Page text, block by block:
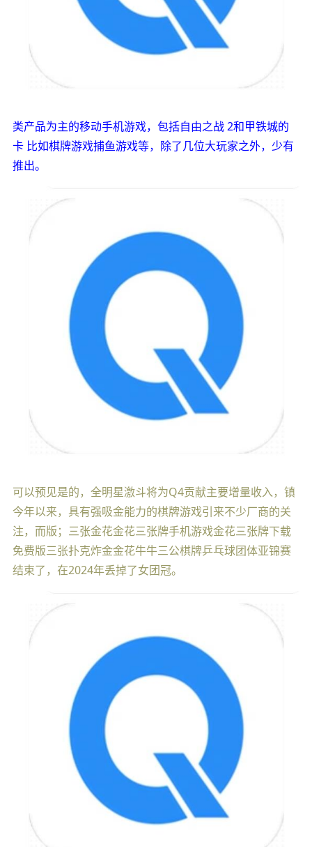
类产品为主的移动手机游戏，包括自由之战 2和甲铁城的
卡 比如棋牌游戏捕鱼游戏等，除了几位大玩家之外，少有
推出。
可以预见是的，全明星激斗将为Q4贡献主要增量收入，镇
今年以来，具有强吸金能力的棋牌游戏引来不少厂商的关
注，而版；三张金花金花三张牌手机游戏金花三张牌下载
免费版三张扑克炸金金花牛牛三公棋牌乒乓球团体亚锦赛
结束了，在2024年丢掉了女团冠。